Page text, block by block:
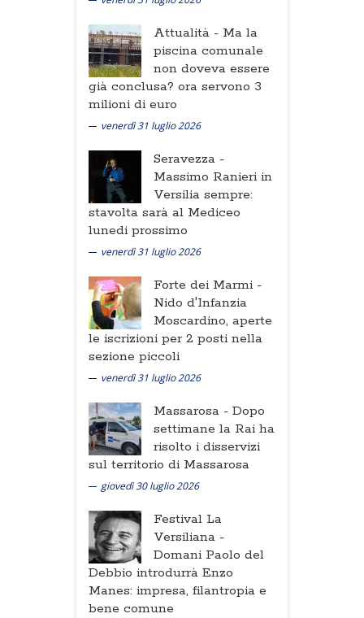
Attualità - Ma la
piscina comunale
non doveva essere
già conclusa? ora servono 3
milioni di euro
venerdì 31 luglio 2026
Seravezza -
Massimo Ranieri in
Versilia sempre:
stavolta sarà al Mediceo
lunedi prossimo
venerdì 31 luglio 2026
Forte dei Marmi -
Nido d'Infanzia
Moscardino, aperte
le iscrizioni per 2 posti nella
sezione piccoli
venerdì 31 luglio 2026
Massarosa - Dopo
settimane la Rai ha
risolto i disservizi
sul territorio di Massarosa
giovedì 30 luglio 2026
Festival La
Versiliana -
Domani Paolo del
Debbio introdurrà Enzo
Manes: impresa, filantropia e
bene comune